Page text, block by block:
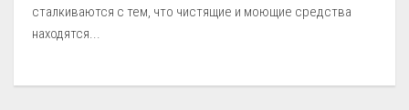
сталкиваются с тем, что чистящие и моющие средства
находятся...